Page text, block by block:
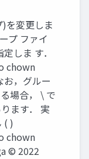
を変更しま
プ ファイ
しま す．
chown
，グルー
場合， \ で
ます． 実
( )
chown
©︎ 2022